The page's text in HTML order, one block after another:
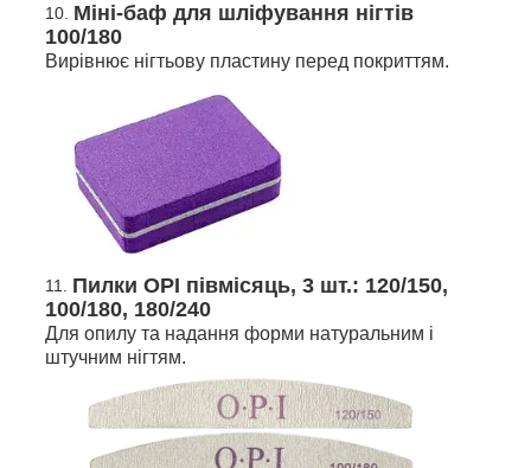
Міні-баф для шліфування нігтів
100/180
Вирівнює нігтьову пластину перед покриттям.
Пилки OPI півмісяць, 3 шт.: 120/150,
100/180, 180/240
Для опилу та надання форми натуральним і
штучним нігтям.